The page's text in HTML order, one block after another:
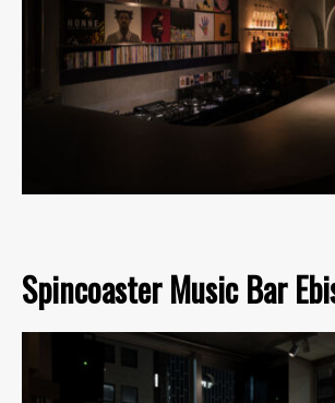
Spincoaster Music Bar